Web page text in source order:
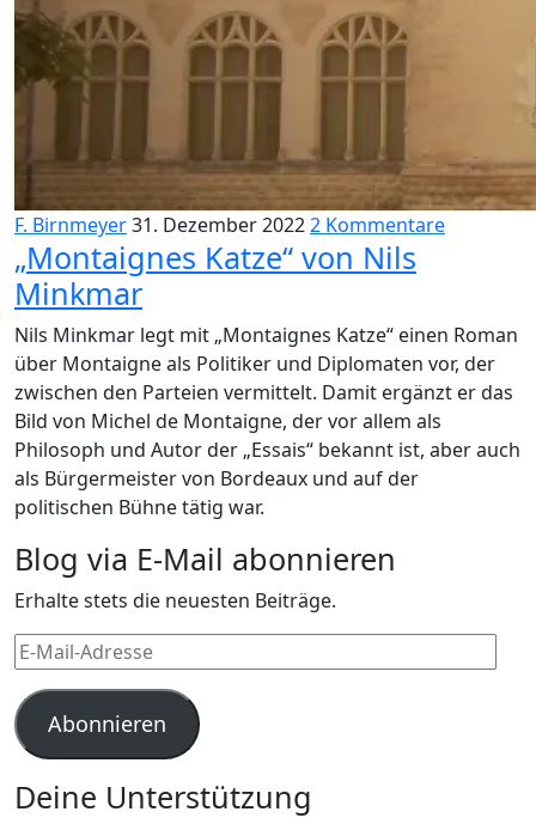
F. Birnmeyer31. Dezember 20222 Kommentare
„Montaignes Katze“ von Nils
Minkmar
Nils Minkmar legt mit „Montaignes Katze“ einen Roman
über Montaigne als Politiker und Diplomaten vor, der
zwischen den Parteien vermittelt. Damit ergänzt er das
Bild von Michel de Montaigne, der vor allem als
Philosoph und Autor der „Essais“ bekannt ist, aber auch
als Bürgermeister von Bordeaux und auf der
politischen Bühne tätig war.
Blog via E-Mail abonnieren
Erhalte stets die neuesten Beiträge.
E-
Mail-
Adresse
Abonnieren
Deine Unterstützung